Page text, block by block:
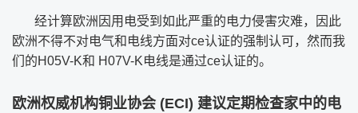
经计算欧洲因用电受到如此严重的电力侵害灾难，因此
欧洲不得不对电气和电线方面对ce认证的强制认可，然而我
们的H05V-K和 H07V-K电线是通过ce认证的。
欧洲权威机构铜业协会 (ECI) 建议定期检查家中的电